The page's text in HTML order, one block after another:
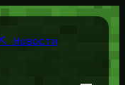
Новости